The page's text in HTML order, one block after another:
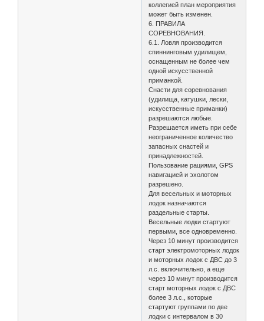
коллегией план мероприятия
может быть изменен.
6. ПРАВИЛА
СОРЕВНОВАНИЯ.
6.1. Ловля производится
спиннинговым удилищем,
оснащенным не более чем
одной искусственной
приманкой.
Снасти для соревнования
(удилища, катушки, лески,
искусственные приманки)
разрешаются любые.
Разрешается иметь при себе
неограниченное количество
запасных снастей и
принадлежностей.
Пользование рациями, GPS
навигацией и эхолотом
разрешено.
Для весельных и моторных
лодок назначаются
раздельные старты.
Весельные лодки стартуют
первыми, все одновременно.
Через 10 минут производится
старт электромоторных лодок
и моторных лодок с ДВС до 3
л.с. включительно, а еще
через 10 минут производится
старт моторных лодок с ДВС
более 3 л.с., которые
стартуют группами по две
лодки с интервалом в 30